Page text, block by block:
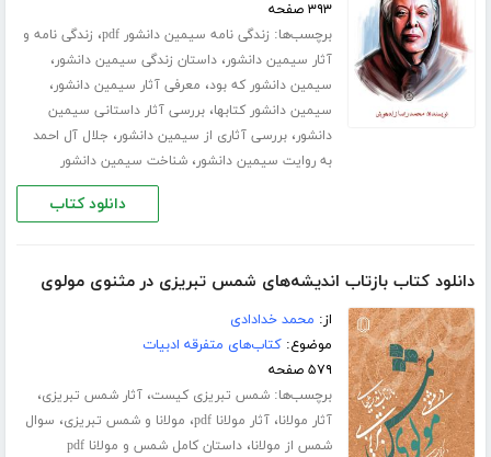
۳۹۳ صفحه
برچسب‌ها: زندگی نامه سیمین دانشور pdf ، زندگی نامه و
آثار سیمین دانشور،داستان زندگی سیمین دانشور،
سیمین دانشور که بود، معرفی آثار سیمین دانشور،
سیمین دانشور کتابها،بررسی آثار داستانی سیمین
دانشور،بررسی آثاری از سیمین دانشور، جلال آل احمد
به روایت سیمین دانشور،شناخت سیمین دانشور
دانلود کتاب
دانلود کتاب بازتاب اندیشه‌های شمس تبریزی در مثنوی مولوی
از: محمد خدادادی
موضوع:کتاب‌های متفرقه ادبیات
۵۷۹ صفحه
برچسب‌ها:شمس تبریزی کیست،آثار شمس تبریزی،
آثار مولانا،آثار مولانا pdf ، مولانا و شمس تبریزی، سوال
شمس از مولانا،داستان کامل شمس و مولانا pdf